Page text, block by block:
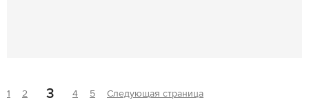
1 2 3 4 5 Следующая страница